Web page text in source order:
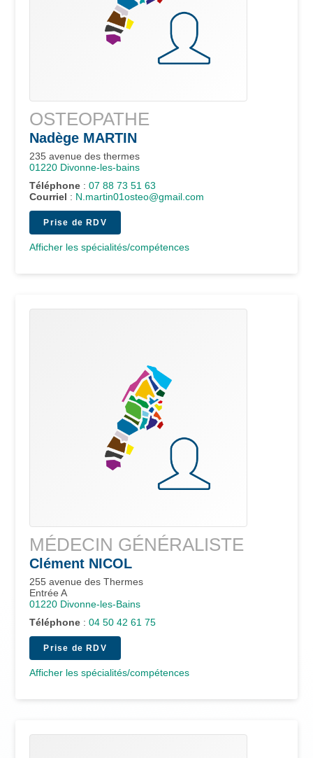
OSTEOPATHE
Nadège MARTIN
235 avenue des thermes
01220 Divonne-les-bains
Téléphone : 07 88 73 51 63
Courriel : N.martin01osteo@gmail.com
Prise de RDV
Afficher les spécialités/compétences
MÉDECIN GÉNÉRALISTE
Clément NICOL
255 avenue des Thermes
Entrée A
01220 Divonne-les-Bains
Téléphone : 04 50 42 61 75
Prise de RDV
Afficher les spécialités/compétences